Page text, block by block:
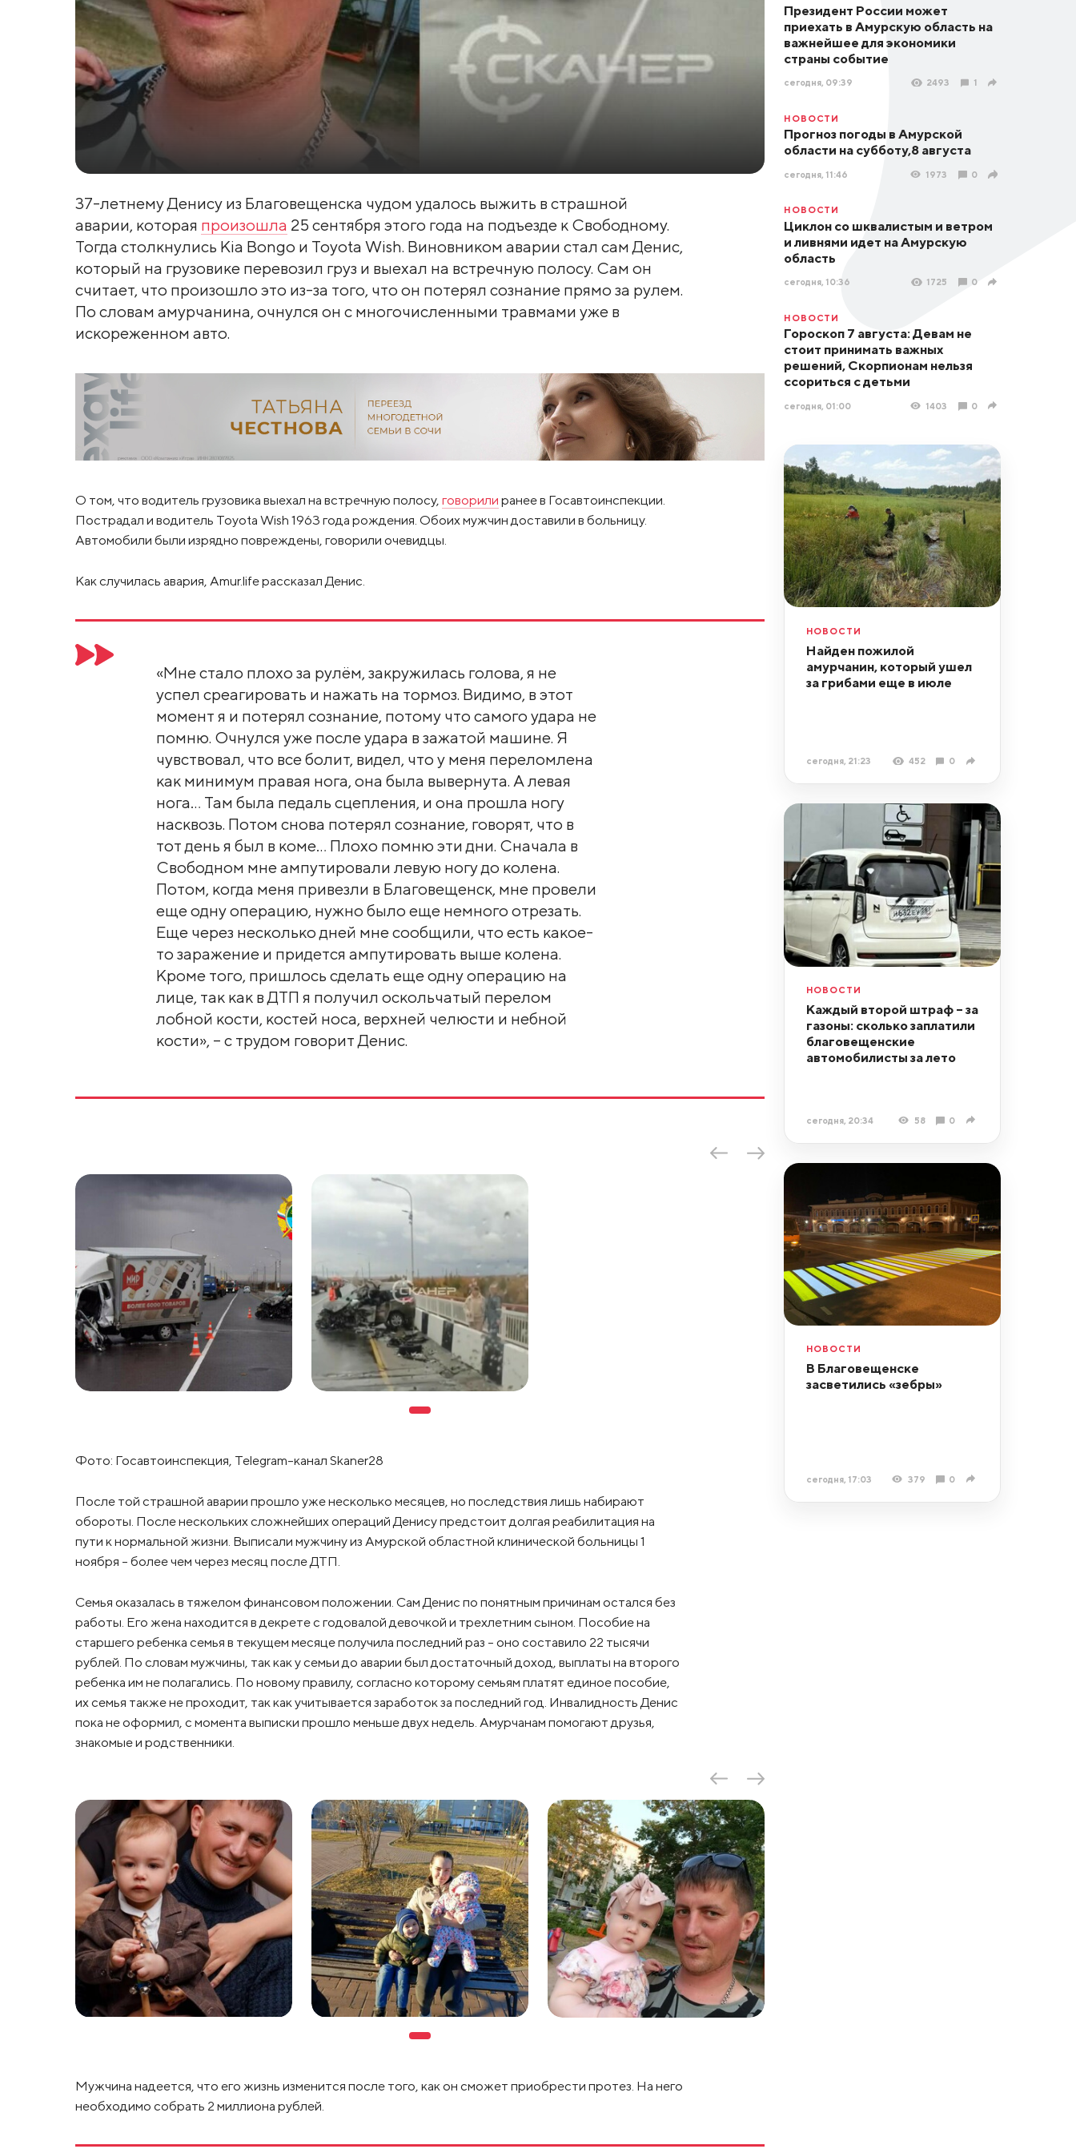
37-летнему Денису из Благовещенска чудом удалось выжить в страшной
аварии, которая произошла 25 сентября этого года на подъезде к Свободному.
Тогда столкнулись Kia Bongo и Toyota Wish. Виновником аварии стал сам Денис,
который на грузовике перевозил груз и выехал на встречную полосу. Сам он
считает, что произошло это из-за того, что он потерял сознание прямо за рулем.
По словам амурчанина, очнулся он с многочисленными травмами уже в
искореженном авто.
О том, что водитель грузовика выехал на встречную полосу, говорили ранее в Госавтоинспекции.
Пострадал и водитель Toyota Wish 1963 года рождения. Обоих мужчин доставили в больницу.
Автомобили были изрядно повреждены, говорили очевидцы.
Как случилась авария, Amur.life рассказал Денис.
«Мне стало плохо за рулём, закружилась голова, я не
успел среагировать и нажать на тормоз. Видимо, в этот
момент я и потерял сознание, потому что самого удара не
помню. Очнулся уже после удара в зажатой машине. Я
чувствовал, что все болит, видел, что у меня переломлена
как минимум правая нога, она была вывернута. А левая
нога… Там была педаль сцепления, и она прошла ногу
насквозь. Потом снова потерял сознание, говорят, что в
тот день я был в коме… Плохо помню эти дни. Сначала в
Свободном мне ампутировали левую ногу до колена.
Потом, когда меня привезли в Благовещенск, мне провели
еще одну операцию, нужно было еще немного отрезать.
Еще через несколько дней мне сообщили, что есть какое-
то заражение и придется ампутировать выше колена.
Кроме того, пришлось сделать еще одну операцию на
лице, так как в ДТП я получил оскольчатый перелом
лобной кости, костей носа, верхней челюсти и небной
кости», – с трудом говорит Денис.
Фото: Госавтоинспекция, Telegram-канал Skaner28
После той страшной аварии прошло уже несколько месяцев, но последствия лишь набирают
обороты. После нескольких сложнейших операций Денису предстоит долгая реабилитация на
пути к нормальной жизни. Выписали мужчину из Амурской областной клинической больницы 1
ноября – более чем через месяц после ДТП.
Семья оказалась в тяжелом финансовом положении. Сам Денис по понятным причинам остался без
работы. Его жена находится в декрете с годовалой девочкой и трехлетним сыном. Пособие на
старшего ребенка семья в текущем месяце получила последний раз - оно составило 22 тысячи
рублей. По словам мужчины, так как у семьи до аварии был достаточный доход, выплаты на второго
ребенка им не полагались. По новому правилу, согласно которому семьям платят единое пособие,
их семья также не проходит, так как учитывается заработок за последний год. Инвалидность Денис
пока не оформил, с момента выписки прошло меньше двух недель. Амурчанам помогают друзья,
знакомые и родственники.
Мужчина надеется, что его жизнь изменится после того, как он сможет приобрести протез. На него
необходимо собрать 2 миллиона рублей.
Президент России может
приехать в Амурскую область на
важнейшее для экономики
страны событие
сегодня, 09:39 2493 1
НОВОСТИ
Прогноз погоды в Амурской
области на субботу,8 августа
сегодня, 11:46 1973 0
НОВОСТИ
Циклон со шквалистым и ветром
и ливнями идет на Амурскую
область
сегодня, 10:36 1725 0
НОВОСТИ
Гороскоп 7 августа: Девам не
стоит принимать важных
решений, Скорпионам нельзя
ссориться с детьми
сегодня, 01:00 1403 0
НОВОСТИ
Найден пожилой
амурчанин, который ушел
за грибами еще в июле
сегодня, 21:23 452 0
НОВОСТИ
Каждый второй штраф – за
газоны: сколько заплатили
благовещенские
автомобилисты за лето
сегодня, 20:34 58 0
НОВОСТИ
В Благовещенске
засветились «зебры»
сегодня, 17:03 379 0